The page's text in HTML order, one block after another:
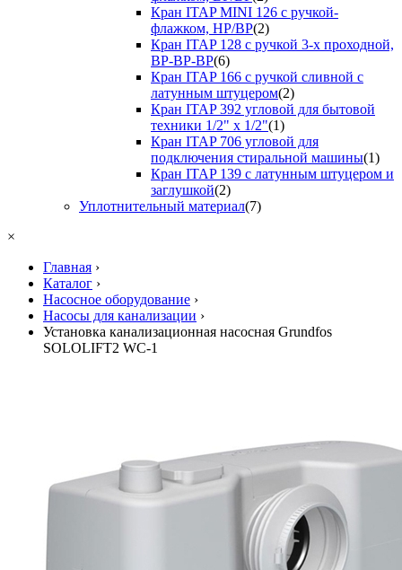
Кран ITAP MINI 126 с ручкой-
флажком, НР/ВР(2)
Кран ITAP 128 с ручкой 3-х проходной,
ВР-ВР-ВР(6)
Кран ITAP 166 с ручкой сливной с
латунным штуцером(2)
Кран ITAP 392 угловой для бытовой
техники 1/2" х 1/2"(1)
Кран ITAP 706 угловой для
подключения стиральной машины(1)
Кран ITAP 139 с латунным штуцером и
заглушкой(2)
Уплотнительный материал(7)
×
Главная ›
Каталог ›
Насосное оборудование ›
Насосы для канализации ›
Установка канализационная насосная Grundfos
SOLOLIFT2 WC-1